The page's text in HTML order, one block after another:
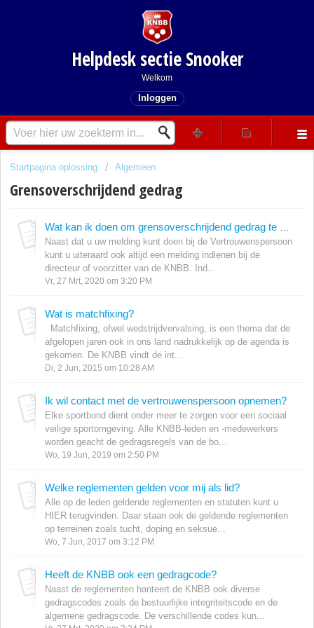
Helpdesk sectie Snooker
Welkom
Inloggen
Startpagina oplossing Algemeen
Grensoverschrijdend gedrag
Naast dat u uw melding kunt doen bij de Vertrouwenspersoon
kunt u uiteraard ook altijd een melding indienen bij de
directeur of voorzitter van de KNBB. Ind...
Vr, 27 Mrt, 2020 om 3:20 PM
Wat is matchfixing?
Matchfixing, ofwel wedstrijdvervalsing, is een thema dat de
afgelopen jaren ook in ons land nadrukkelijk op de agenda is
gekomen. De KNBB vindt de int...
Di, 2 Jun, 2015 om 10:28 AM
Ik wil contact met de vertrouwenspersoon opnemen?
Elke sportbond dient onder meer te zorgen voor een sociaal
veilige sportomgeving. Alle KNBB-leden en -medewerkers
worden geacht de gedragsregels van de bo...
Wo, 19 Jun, 2019 om 2:50 PM
Welke reglementen gelden voor mij als lid?
Alle op de leden geldende reglementen en statuten kunt u
HIER terugvinden. Daar staan ook de geldende reglementen
op terreinen zoals tucht, doping en seksue...
Wo, 7 Jun, 2017 om 3:12 PM
Heeft de KNBB ook een gedragcode?
Naast de reglementen hanteert de KNBB ook diverse
gedragscodes zoals de bestuurlijke integriteitscode en de
algemene gedragscode. De verschillende codes kun...